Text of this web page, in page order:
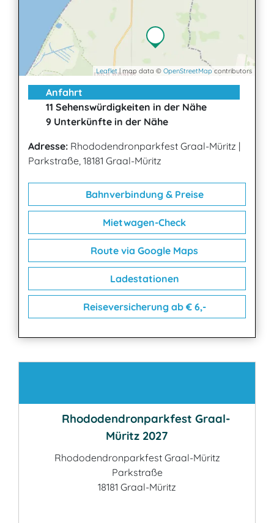
Leaflet| map data © OpenStreetMap contributors
Anfahrt
11 Sehenswürdigkeiten in der Nähe
9 Unterkünfte in der Nähe
Adresse: Rhododendronparkfest Graal-Müritz |
Parkstraße, 18181 Graal-Müritz
Bahnverbindung & Preise
Mietwagen-Check
Route via Google Maps
Ladestationen
Reiseversicherung ab € 6,-
Rhododendronparkfest Graal-
Müritz 2027
Rhododendronparkfest Graal-Müritz
Parkstraße
18181 Graal-Müritz